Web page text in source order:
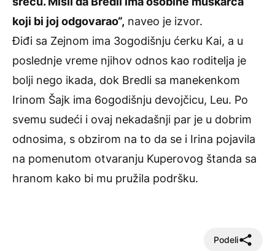
koji bi joj odgovarao“, naveo je izvor.
Điđi sa Zejnom ima 3ogodišnju ćerku Kai, a u
poslednje vreme njihov odnos kao roditelja je
bolji nego ikada, dok Bredli sa manekenkom
Irinom Šajk ima 6ogodišnju devojčicu, Leu. Po
svemu sudeći i ovaj nekadašnji par je u dobrim
odnosima, s obzirom na to da se i Irina pojavila
na pomenutom otvaranju Kuperovog štanda sa
hranom kako bi mu pružila podršku.
Podeli